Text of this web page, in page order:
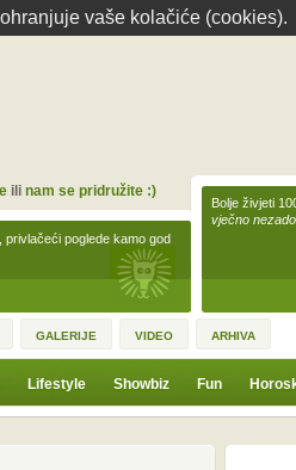
vaše kolačiće (cookies).
poglede kamo god
ili nam se pridružite :)
Bolje živjeti
vječno
GALERIJE VIDEO ARHIVA
Lifestyle Showbiz Fun